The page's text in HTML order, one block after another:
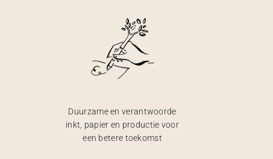
Duurzame en verantwoorde
inkt, papier en productie voor
een betere toekomst